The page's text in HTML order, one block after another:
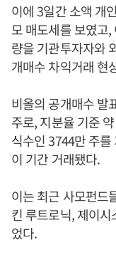
이에 3일간 소액 개
모 매도세를 보였고
량을 기관투자자와
개매수 차익거래 현
비올의 공개매수 발
주로, 지분율 기준
식수인 3744만 주
이 기간 거래됐다.
이는 최근 사모펀드
킨 루트로닉, 제이
었다.